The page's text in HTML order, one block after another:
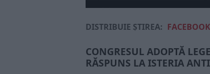
DISTRIBUIE ȘTIREA: FACEBOOK
CONGRESUL ADOPTĂ
RĂSPUNS LA ISTERIA